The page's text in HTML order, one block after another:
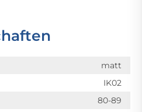
matt
IK02
80-89